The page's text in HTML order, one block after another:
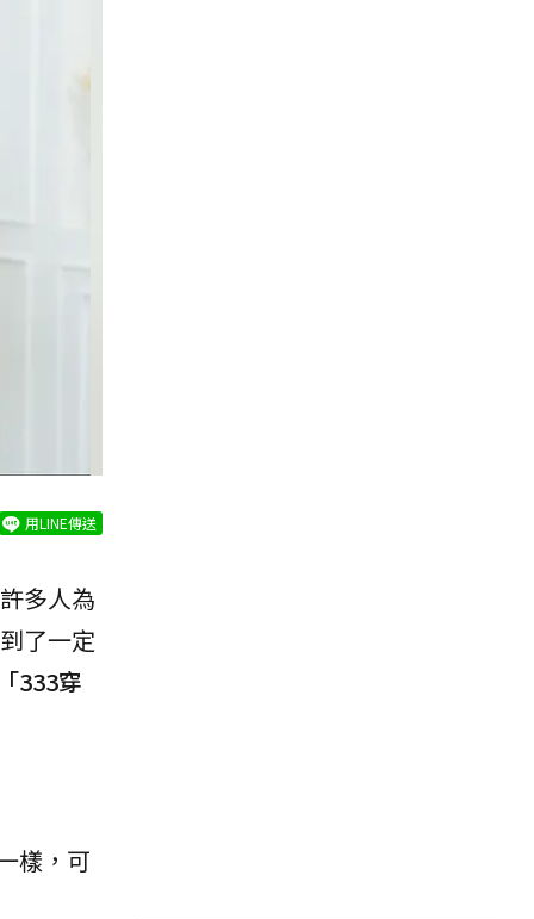
用LINE傳送
多人為
了一定
333穿
樣，可